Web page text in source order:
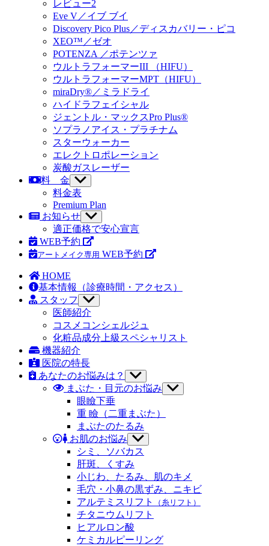
ブ
メ
ュ
ー
を
表
示
レビュー2
Eve V／イブ ブイ
Discovery Pico Plus／ディスカバリー・ピコ
XEO™／ゼオ
POTENZA ／ポテンツァ
ウルトラフォーマーIII
（HIFU）
ウルトラフォーマーMPT （HIFU）
miraDry®／ミラドライ
ハイドラフェイシャル
ジェントル・マックスPro Plus®
ソプラノアイス ・プラチナム
スターウォーカー
エレクトロポレーション
炭酸ガスレーザー
料 金 サ
ブ
メ
ニ
ュ
ー
を
表
料金表
Premium Plan
お知らせ サ
ブ
メ
ニ
ュ
を
表
示
適正価格で安心宣言
WEB予約
アートメイク専用 WEB予約
HOME
基本情報
（診療時間・アクセス）
スタッフ
サ
ブ
メ
ニ
ュ
を
表
示
医師紹介
コスメコンシェルジュ
化粧品成分上級スペシャリスト
機器紹介
医院の特長
あなたのお悩みは？
サ
ブ
ニ
ュ
ー
を
表
示
まぶた・目元のお悩み サ
示
眼瞼下垂
重 瞼（二重まぶた）
まぶたのたるみ
お肌のお悩み サ
ブ
メ
ニ
ュ
ー
を
表
示
シミ、ソバカス
肝斑、くすみ
小じわ、たるみ、肌のキメ
毛穴・小鼻の黒ずみ、ニキビ
アルテミスリフト
（糸リフト）
チタニウムリフト
ヒアルロン酸
ケミカルピーリング